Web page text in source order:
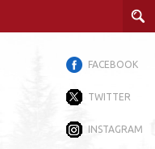
FACEBOOK
TWITTER
INSTAGRAM